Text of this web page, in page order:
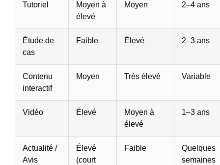
Tutoriel
Moyen à
élevé
Moyen 2–4 ans
Étude de
cas
Faible Élevé 2–3 ans
Contenu
interactif
Moyen Très élevé Variable
Vidéo Élevé
Moyen à
élevé
1–3 ans
Actualité /
Avis
Élevé
(court
Faible
Quelques
semaines